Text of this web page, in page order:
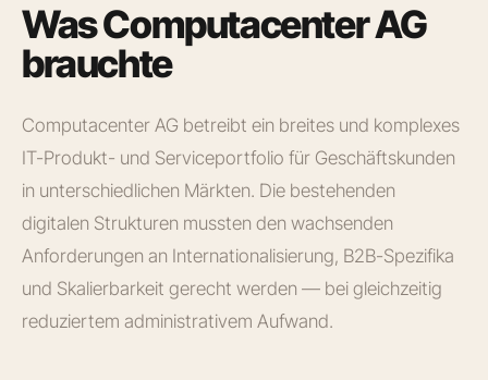
Was Computacenter AG
brauchte
Computacenter AG betreibt ein breites und komplexes
IT-Produkt- und Serviceportfolio für Geschäftskunden
in unterschiedlichen Märkten. Die bestehenden
digitalen Strukturen mussten den wachsenden
Anforderungen an Internationalisierung, B2B-Spezifika
und Skalierbarkeit gerecht werden — bei gleichzeitig
reduziertem administrativem Aufwand.